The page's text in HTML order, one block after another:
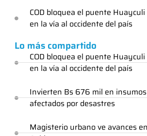
COD bloquea el puente
en la vía al occidente del país
Lo más compartido
COD bloquea el puente
en la vía al occidente del país
Invierten Bs 676 mil en
afectados por desastres
Magisterio urbano ve avances